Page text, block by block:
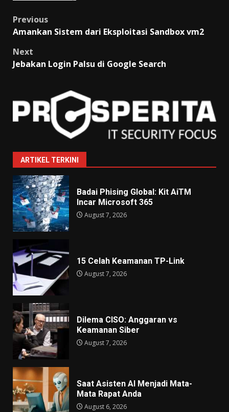
Post
Previous
Amankan Sistem dari Eksploitasi Sandbox vm2
Next
Jebakan Login Palsu di Google Search
ARTIKEL TERKINI
Badai Phising Global: Kit AiTM
Incar Microsoft 365
August 7, 2026
15 Celah Keamanan TP-Link
August 7, 2026
Dilema CISO: Anggaran vs
Keamanan Siber
August 7, 2026
Saat Asisten AI Menjadi Mata-
Mata Rapat Anda
August 6, 2026